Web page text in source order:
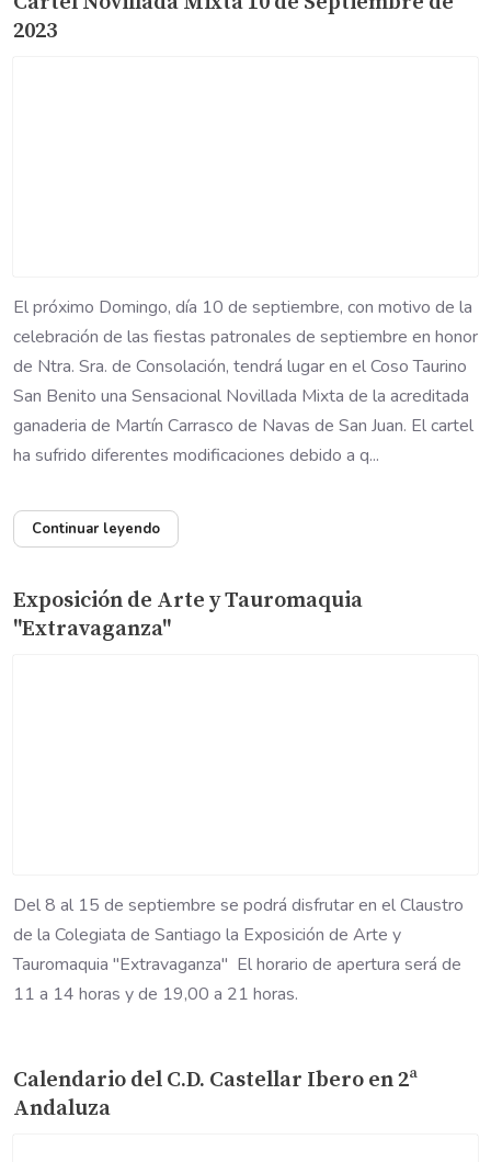
2023
El próximo Domingo, día 10 de septiembre, con motivo de la
celebración de las fiestas patronales de septiembre en honor
de Ntra. Sra. de Consolación, tendrá lugar en el Coso Taurino
San Benito una Sensacional Novillada Mixta de la acreditada
ganaderia de Martín Carrasco de Navas de San Juan. El cartel
ha sufrido diferentes modificaciones debido a q...
Continuar leyendo
Exposición de Arte y Tauromaquia
"Extravaganza"
Del 8 al 15 de septiembre se podrá disfrutar en el Claustro
de la Colegiata de Santiago la Exposición de Arte y
Tauromaquia "Extravaganza" El horario de apertura será de
11 a 14 horas y de 19,00 a 21 horas.
Calendario del C.D. Castellar Ibero en 2ª
Andaluza